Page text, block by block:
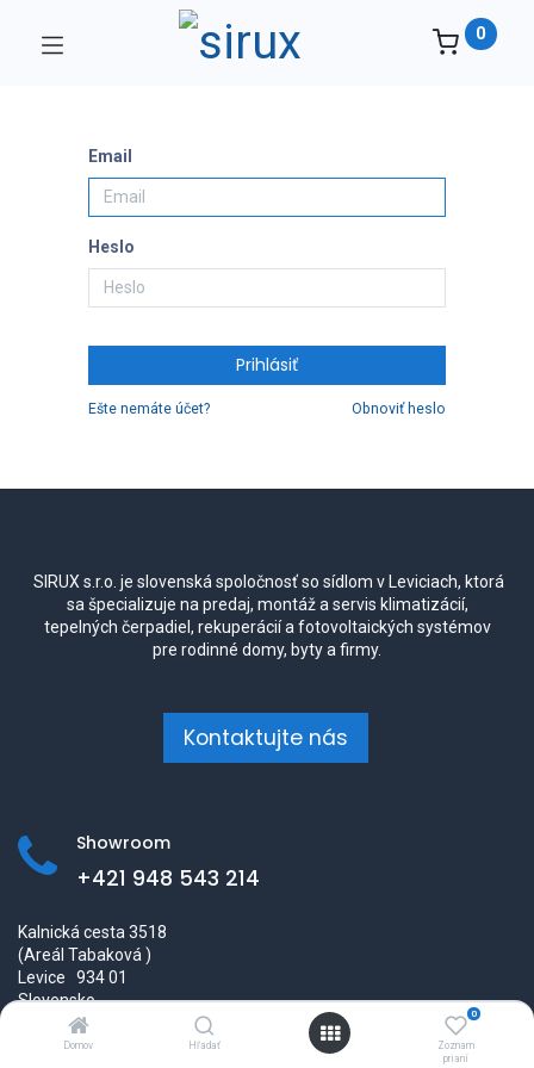
Domov Hľadať
0
Zoznam
prianí
0
Email
Heslo
Prihlásiť
Ešte nemáte účet? Obnoviť heslo
SIRUX s.r.o. je slovenská spoločnosť so sídlom v Leviciach, ktorá
sa špecializuje na predaj, montáž a servis klimatizácií,
tepelných čerpadiel, rekuperácií a fotovoltaických systémov
pre rodinné domy, byty a firmy.
Kontaktujte nás
Showroom
+421 948 543 214
Kalnická cesta 3518
(Areál Tabaková )
Levice 934 01
Slovensko
obchod@sirux.sk